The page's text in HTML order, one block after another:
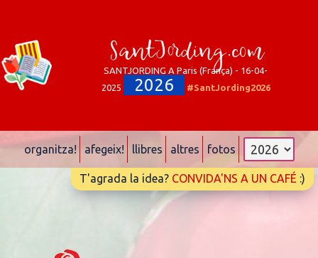
SantJording.com
SANTJORDING A Paris (França) - 16-04-
2025
2026 #SantJording2026
organitza! afegeix! llibres altres fotos
T'agrada la idea? CONVIDA'NS A UN CAFÉ :)